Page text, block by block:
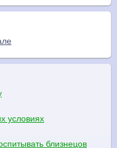
условиях
близнецов